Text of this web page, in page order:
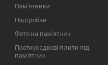
Пам'ятники
Надгробки
Фото на пам'ятник
Протиусадкові плити під
пам'ятник